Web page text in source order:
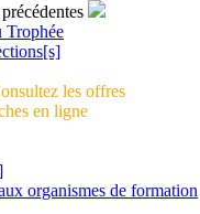
Trophée
les offres
en ligne
organismes de formation